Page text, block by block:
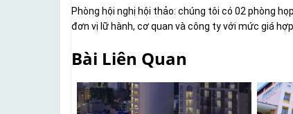
Phòng hội nghị hội thảo: chúng tôi có 02 phòng
đơn vị lữ hành, cơ quan và công ty với mức giá hợp
Bài Liên Quan